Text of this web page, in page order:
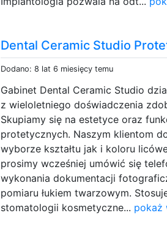
Dental Ceramic Studio
Dodano: 8 lat 6 miesięcy temu
Gabinet Dental Ceramic Studio
z wieloletniego doświadczenia
Skupiamy się na estetyce oraz
protetycznych. Naszym klientom
wyborze kształtu jak i koloru
prosimy wcześniej umówić się
wykonania dokumentacji
pomiaru łukiem twarzowym.
stomatologii kosmetyczne... pokaż